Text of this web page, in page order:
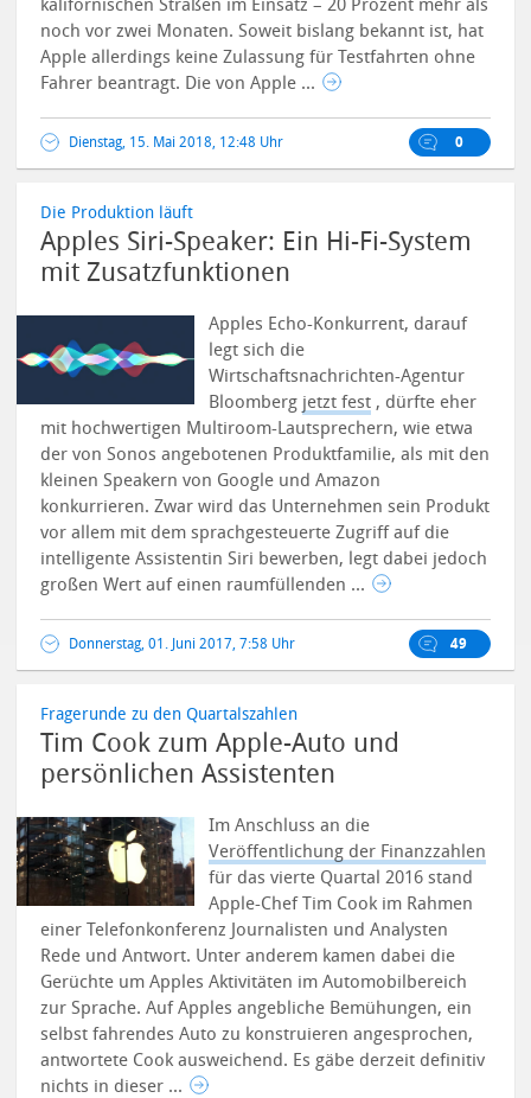
kalifornischen Straßen im Einsatz – 20 Prozent mehr als
noch vor zwei Monaten. Soweit bislang bekannt ist, hat
Apple allerdings keine Zulassung für Testfahrten ohne
Fahrer beantragt. Die von Apple ...
Dienstag, 15. Mai 2018, 12:48 Uhr 0
Die Produktion läuft
Apples Siri-Speaker: Ein Hi-Fi-System
mit Zusatzfunktionen
Apples Echo-Konkurrent, darauf
legt sich die
Wirtschaftsnachrichten-Agentur
Bloomberg jetzt fest , dürfte eher
mit hochwertigen Multiroom-Lautsprechern, wie etwa
der von Sonos angebotenen Produktfamilie, als mit den
kleinen Speakern von Google und Amazon
konkurrieren.Zwar wird das Unternehmen sein Produkt
vor allem mit dem sprachgesteuerte Zugriff auf die
intelligente Assistentin Siri bewerben, legt dabei jedoch
großen Wert auf einen raumfüllenden ...
Donnerstag, 01. Juni 2017, 7:58 Uhr 49
Fragerunde zu den Quartalszahlen
Tim Cook zum Apple-Auto und
persönlichen Assistenten
Im Anschluss an die
Veröffentlichung der Finanzzahlen
für das vierte Quartal 2016 stand
Apple-Chef Tim Cook im Rahmen
einer Telefonkonferenz Journalisten und Analysten
Rede und Antwort. Unter anderem kamen dabei die
Gerüchte um Apples Aktivitäten im Automobilbereich
zur Sprache.Auf Apples angebliche Bemühungen, ein
selbst fahrendes Auto zu konstruieren angesprochen,
antwortete Cook ausweichend. Es gäbe derzeit definitiv
nichts in dieser ...